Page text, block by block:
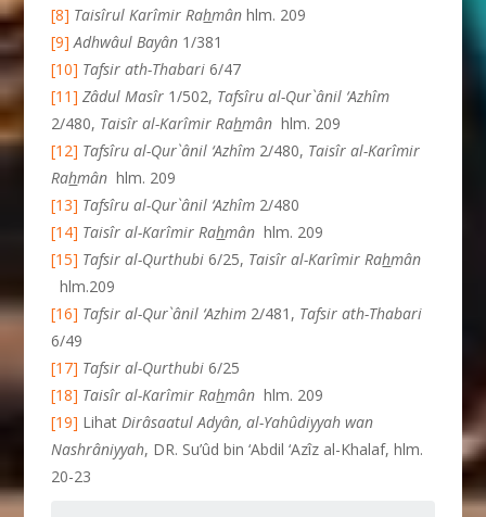
[8] Taisîrul Karîmir Rahmân hlm. 209
[9] Adhwâul Bayân 1/381
[10] Tafsir ath-Thabari 6/47
[11] Zâdul Masîr 1/502, Tafsîru al-Qur`ânil ‘Azhîm
2/480, Taisîr al-Karîmir Rahmân hlm. 209
[12] Tafsîru al-Qur`ânil ‘Azhîm 2/480, Taisîr al-Karîmir
Rahmân hlm. 209
[13] Tafsîru al-Qur`ânil ‘Azhîm 2/480
[14] Taisîr al-Karîmir Rahmân hlm. 209
[15] Tafsir al-Qurthubi 6/25, Taisîr al-Karîmir Rahmân
hlm.209
[16] Tafsir al-Qur`ânil ‘Azhim 2/481, Tafsir ath-Thabari
6/49
[17] Tafsir al-Qurthubi 6/25
[18] Taisîr al-Karîmir Rahmân hlm. 209
[19] LihatDirâsaatul Adyân, al-Yahûdiyyah wan
Nashrâniyyah, DR. Su’ûd bin ‘Abdil ‘Azîz al-Khalaf, hlm.
20-23